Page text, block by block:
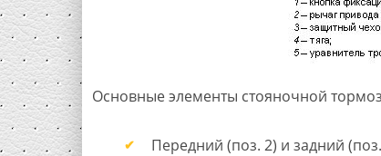
Основные элементы стояночной
Передний (поз. 2) и задний